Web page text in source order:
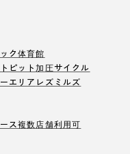
ク体育館
ピット加圧サイクル
エリア レズミルズ
ス複数店舗利用可